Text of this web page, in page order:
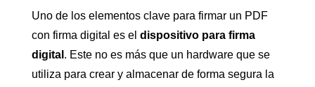
Uno de los elementos clave para firmar un PDF
con firma digital es el dispositivo para firma
digital . Este no es más que un hardware que se
utiliza para crear y almacenar de forma segura la